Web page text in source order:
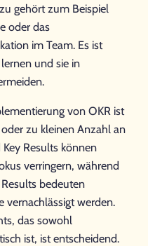
gehört zum Beispiel
oder das
im Team. Es ist
und sie in
von OKR ist
zu kleinen Anzahl an
Results können
verringern, während
bedeuten
vernachlässigt werden.
das sowohl
ist, ist entscheidend.